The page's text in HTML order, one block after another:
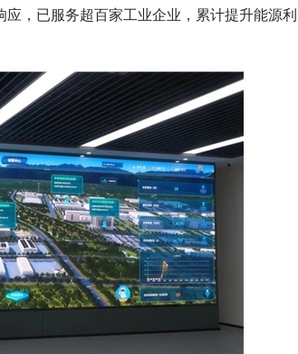
，已服务超百家工业企业，累计提升能源利